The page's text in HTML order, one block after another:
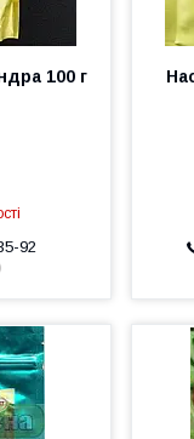
100 г
92